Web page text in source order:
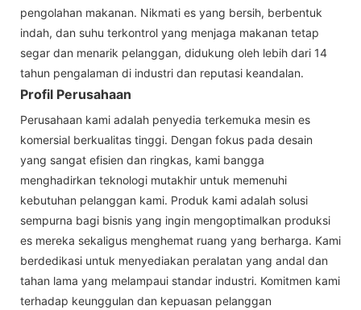
pengolahan makanan. Nikmati es yang bersih, berbentuk
indah, dan suhu terkontrol yang menjaga makanan tetap
segar dan menarik pelanggan, didukung oleh lebih dari 14
tahun pengalaman di industri dan reputasi keandalan.
Profil Perusahaan
Perusahaan kami adalah penyedia terkemuka mesin es
komersial berkualitas tinggi. Dengan fokus pada desain
yang sangat efisien dan ringkas, kami bangga
menghadirkan teknologi mutakhir untuk memenuhi
kebutuhan pelanggan kami. Produk kami adalah solusi
sempurna bagi bisnis yang ingin mengoptimalkan produksi
es mereka sekaligus menghemat ruang yang berharga. Kami
berdedikasi untuk menyediakan peralatan yang andal dan
tahan lama yang melampaui standar industri. Komitmen kami
terhadap keunggulan dan kepuasan pelanggan